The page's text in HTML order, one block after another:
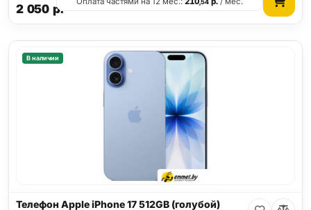
2 050 р.
,54
В наличии
Телефон Apple iPhone 17 512GB (голубой)